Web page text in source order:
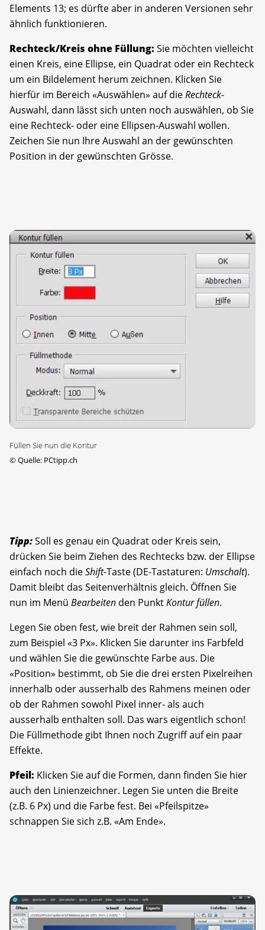
Elements 13; es dürfte aber in anderen Versionen sehr
ähnlich funktionieren.
Rechteck/Kreis ohne Füllung: Sie möchten vielleicht
einen Kreis, eine Ellipse, ein Quadrat oder ein Rechteck
um ein Bildelement herum zeichnen. Klicken Sie
hierfür im Bereich «Auswählen» auf dieRechteck-
Auswahl, dann lässt sich unten noch auswählen, ob Sie
eine Rechteck- oder eine Ellipsen-Auswahl wollen.
Zeichen Sie nun Ihre Auswahl an der gewünschten
Position in der gewünschten Grösse.
Füllen Sie nun die Kontur
©Quelle: PCtipp.ch
Tipp:Soll es genau ein Quadrat oder Kreis sein,
drücken Sie beim Ziehen des Rechtecks bzw. der Ellipse
einfach noch dieShift-Taste (DE-Tastaturen: Umschalt).
Damit bleibt das Seitenverhältnis gleich. Öffnen Sie
nun im Menü Bearbeiten den PunktKontur füllen.
Legen Sie oben fest, wie breit der Rahmen sein soll,
zum Beispiel «3 Px». Klicken Sie darunter ins Farbfeld
und wählen Sie die gewünschte Farbe aus. Die
«Position» bestimmt, ob Sie die drei ersten Pixelreihen
innerhalb oder ausserhalb des Rahmens meinen oder
ob der Rahmen sowohl Pixel inner- als auch
ausserhalb enthalten soll. Das wars eigentlich schon!
Die Füllmethode gibt Ihnen noch Zugriff auf ein paar
Effekte.
Pfeil: Klicken Sie auf die Formen, dann finden Sie hier
auch den Linienzeichner. Legen Sie unten die Breite
(z.B. 6 Px) und die Farbe fest. Bei «Pfeilspitze»
schnappen Sie sich z.B. «Am Ende».